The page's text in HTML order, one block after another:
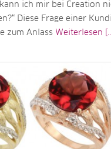
kann ich mir bei Creation
Diese Frage einer
zum Anlass Weiterlesen